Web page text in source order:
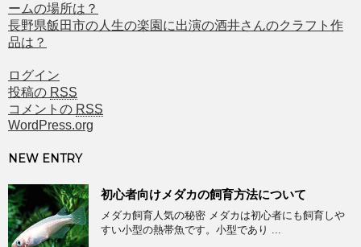
ームの場所は？
長野県飯田市の人生の楽園に出演の酒井さんのクラフト作
品は？
ログイン
投稿の RSS
コメントの RSS
WordPress.org
NEW ENTRY
初心者向けメダカの飼育方法について
メダカ飼育人気の秘密 メダカは初心者にも飼育しや
すい小型の熱帯魚です。小型であり ...